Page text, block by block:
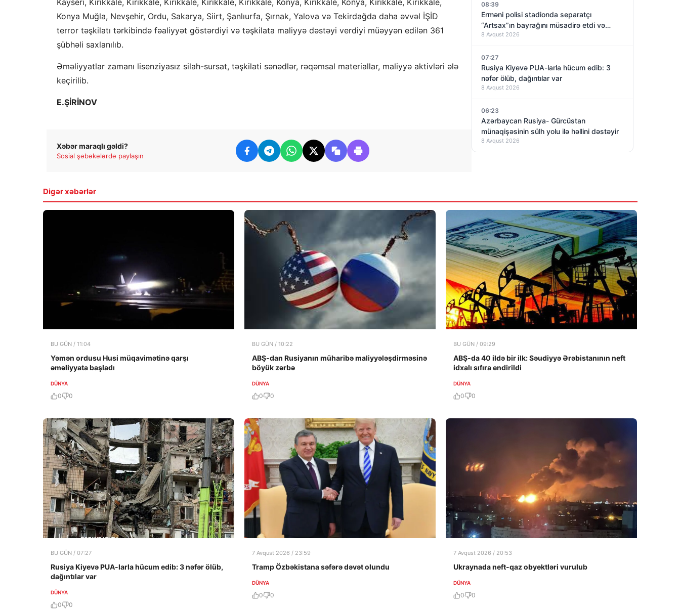
Konya Muğla, Nevşehir, Ordu, Sakarya, Siirt, Şanlıurfa, Şırnak, Yalova və Tekirdağda daha əvvəl İŞİD
terror təşkilatı tərkibində fəaliyyət göstərdiyi və təşkilata maliyyə dəstəyi verdiyi müəyyən edilən 361
şübhəli saxlanılıb.
Əməliyyatlar zamanı lisenziyasız silah-sursat, təşkilati sənədlər, rəqəmsal materiallar, maliyyə aktivləri ələ
keçirilib.
E.ŞİRİNOV
Xəbər maraqlı gəldi?
Sosial şəbəkələrdə paylaşın
08:39
Erməni polisi stadionda separatçı
“Artsax”ın bayrağını müsadirə etdi və…
8 Avqust 2026
07:27
Rusiya Kiyevə PUA-larla hücum edib: 3
nəfər ölüb, dağıntılar var
8 Avqust 2026
06:23
Azərbaycan Rusiya- Gürcüstan
münaqişəsinin sülh yolu ilə həllini dəstəyir
8 Avqust 2026
Digər xəbərlər
BU GÜN / 11:04
Yəmən ordusu Husi müqavimətinə qarşı
əməliyyata başladı
DÜNYA
0 0
BU GÜN / 10:22
ABŞ-dan Rusiyanın müharibə maliyyələşdirməsinə
böyük zərbə
DÜNYA
0 0
BU GÜN / 09:29
ABŞ-da 40 ildə bir ilk: Səudiyyə Ərəbistanının neft
idxalı sıfıra endirildi
DÜNYA
0 0
BU GÜN / 07:27
Rusiya Kiyevə PUA-larla hücum edib: 3 nəfər ölüb,
dağıntılar var
DÜNYA
0 0
7 Avqust 2026 / 23:59
Tramp Özbəkistana səfərə dəvət olundu
DÜNYA
0 0
7 Avqust 2026 / 20:53
Ukraynada neft-qaz obyektləri vurulub
DÜNYA
0 0